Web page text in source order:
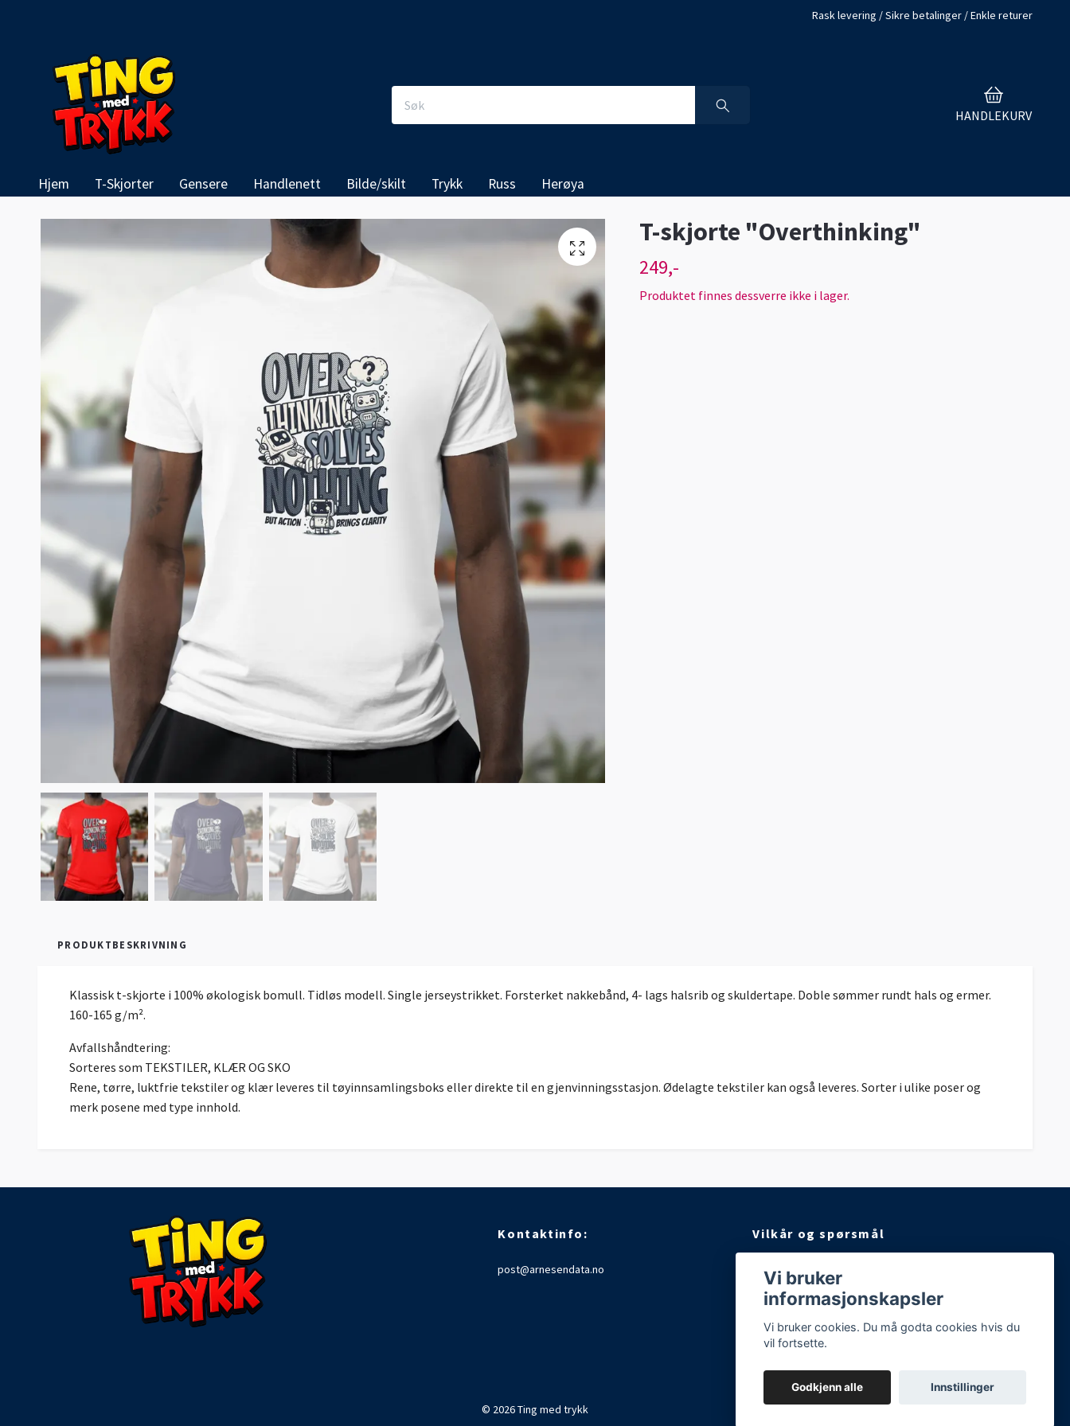
Rask levering / Sikre betalinger / Enkle returer
HANDLEKURV
Hjem T-Skjorter Gensere Handlenett Bilde/skilt Trykk Russ Herøya
T-skjorte "Overthinking"
249,-
Produktet finnes dessverre ikke i lager.
PRODUKTBESKRIVNING
Klassisk t-skjorte i 100% økologisk bomull. Tidløs modell. Single jerseystrikket. Forsterket nakkebånd, 4- lags halsrib og skuldertape. Doble sømmer rundt hals og ermer.
160-165 g/m².
Avfallshåndtering:
Sorteres som TEKSTILER, KLÆR OG SKO
Rene, tørre, luktfrie tekstiler og klær leveres til tøyinnsamlingsboks eller direkte til en gjenvinningsstasjon. Ødelagte tekstiler kan også leveres. Sorter i ulike poser og
merk posene med type innhold.
Kontaktinfo:
post@arnesendata.no
Vilkår og spørsmål
Vilkår og betingelser
Kontakt oss!
Størrelsesguide
© 2026 Ting med trykk
Vi bruker
informasjonskapsler
Vi bruker cookies. Du må godta cookies hvis du
vil fortsette.
Godkjenn alle Innstillinger